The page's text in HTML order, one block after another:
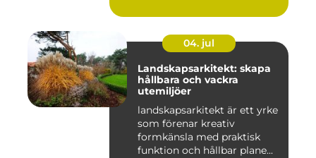
04. jul
Landskapsarkitekt: skapa
hållbara och vackra
utemiljöer
landskapsarkitekt är ett yrke
som förenar kreativ
formkänsla med praktisk
funktion och hållbar plane...